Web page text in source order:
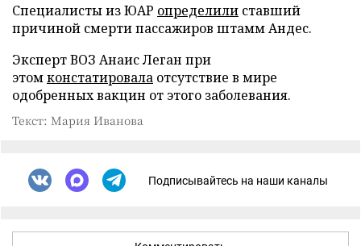
Специалисты из ЮАР определили ставший
причиной смерти пассажиров штамм Андес.
Эксперт ВОЗ Анаис Леган при
этомконстатировала отсутствие в мире
одобренных вакцин от этого заболевания.
Текст: Мария Иванова
Подписывайтесь на наши каналы